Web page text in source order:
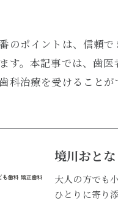
のポイントは、信頼
す。本記事では、歯
科治療を受けることが
境川おと
大人の方でも
ひとりに寄り